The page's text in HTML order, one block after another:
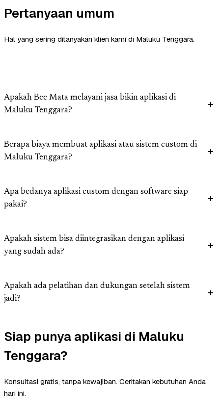
Pertanyaan umum
Hal yang sering ditanyakan klien kami di Maluku Tenggara.
Apakah Bee Mata melayani jasa bikin aplikasi di
Maluku Tenggara?
Berapa biaya membuat aplikasi atau sistem custom di
Maluku Tenggara?
Apa bedanya aplikasi custom dengan software siap
pakai?
Apakah sistem bisa diintegrasikan dengan aplikasi
yang sudah ada?
Apakah ada pelatihan dan dukungan setelah sistem
jadi?
Siap punya aplikasi di Maluku
Tenggara?
Konsultasi gratis, tanpa kewajiban. Ceritakan kebutuhan Anda
hari ini.